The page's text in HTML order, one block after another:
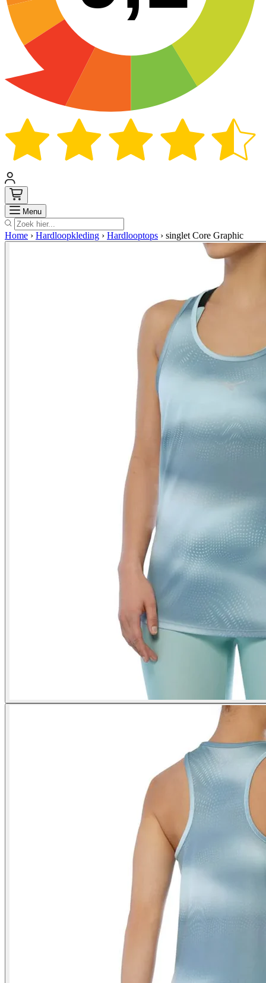
Menu Zoek
Home › Hardloopkleding › Hardlooptops › singlet Core Graphic